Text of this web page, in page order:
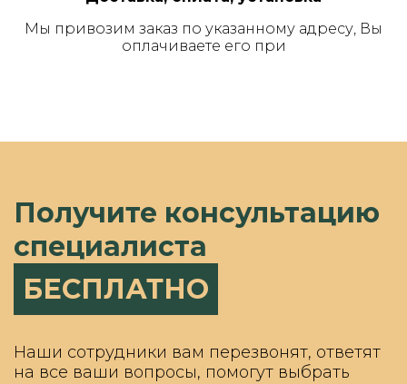
Мы привозим заказ по указанному адресу, Вы
оплачиваете его при
Получите консультацию
специалиста
БЕСПЛАТНО
Наши сотрудники вам перезвонят, ответят
на все ваши вопросы, помогут выбрать